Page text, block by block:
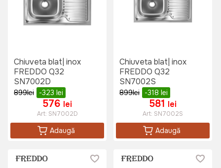
Chiuveta blat| inox
FREDDO Q32
SN7002D
899lei -323 lei
576 lei
Art: SN7002D
Adaugă
Chiuveta blat| inox
FREDDO Q32
SN7002S
899lei -318 lei
581 lei
Art: SN7002S
Adaugă